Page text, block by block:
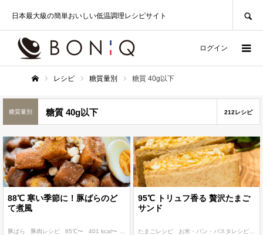
日本最大級の簡単おいしい低温調理レシピサイト
ログイン
レシピ 糖質量別 糖質 40g以下
糖質量別 糖質 40g以下 212レシピ
88℃ 寒い季節に！豚ばらのど
て煮風
豚ばら 豚肉レシピ 85℃〜 401 kcal〜 糖質 20g以下
95℃ トリュフ香る 贅沢たまご
サンド
たまごレシピ お米・パン・パスタレシピ